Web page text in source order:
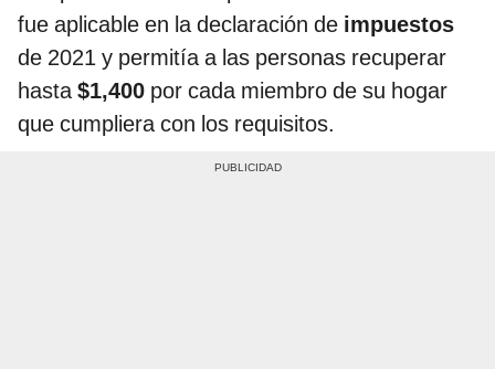
fue aplicable en la declaración de impuestos
de 2021 y permitía a las personas recuperar
hasta$1,400 por cada miembro de su hogar
que cumpliera con los requisitos.